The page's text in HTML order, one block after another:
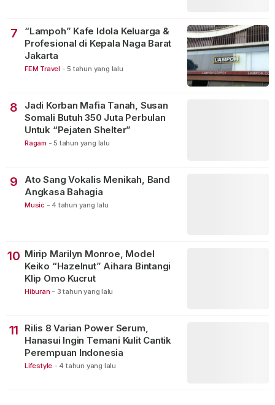
7
“Lampoh” Kafe Idola Keluarga &
Profesional di Kepala Naga Barat
Jakarta
FEM Travel - 5 tahun yang lalu
8
Jadi Korban Mafia Tanah, Susan
Somali Butuh 350 Juta Perbulan
Untuk “Pejaten Shelter”
Ragam - 5 tahun yang lalu
9
Ato Sang Vokalis Menikah, Band
Angkasa Bahagia
Music - 4 tahun yang lalu
10 Mirip Marilyn Monroe, Model
Keiko “Hazelnut” Aihara Bintangi
Klip Omo Kucrut
Hiburan - 3 tahun yang lalu
11
Rilis 8 Varian Power Serum,
Hanasui Ingin Temani Kulit Cantik
Perempuan Indonesia
Lifestyle - 4 tahun yang lalu